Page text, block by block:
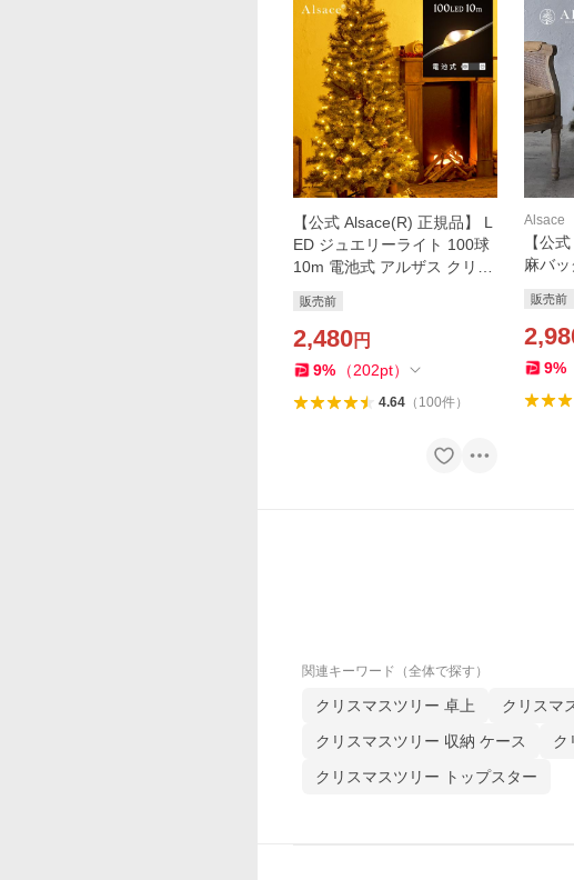
【公式 Alsace(R) 正規品】 L
ED ジュエリーライト 100球
10m 電池式 アルザス クリス
0cm リモコン付 点滅 点灯 タ
イマー 柊 Alsace
販売前
2,480円
9% （202pt）
4.64（ 100件）
Alsace
【公
麻バッ
リー
元 飾
クリ
販売前
9%
関連キーワード（全体で探す）
クリスマスツリー 卓上 クリスマ
クリスマスツリー 収納 ケース
ク
クリスマスツリー トップスター